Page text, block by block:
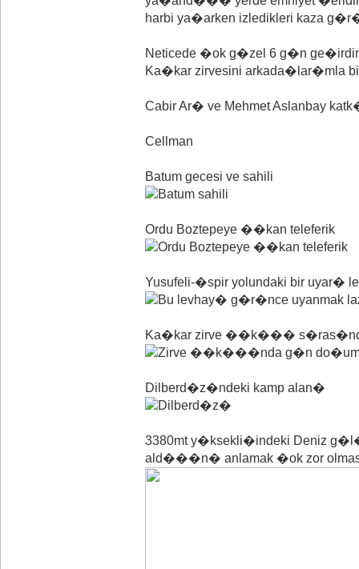
harbi ya�arken izledikleri kaza
Neticede �ok g�zel 6 g�n
Ka�kar zirvesini arkada�lar�mla
Cabir Ar� ve Mehmet Aslanbay
Cellman
Batum gecesi ve sahili
Ordu Boztepeye ��kan teleferik
Yusufeli-�spir yolundaki bir uyar�
Ka�kar zirve ��k���
Dilberd�z�ndeki kamp alan�
3380mt y�ksekli�indeki Deniz
ald���n� anlamak �ok zor